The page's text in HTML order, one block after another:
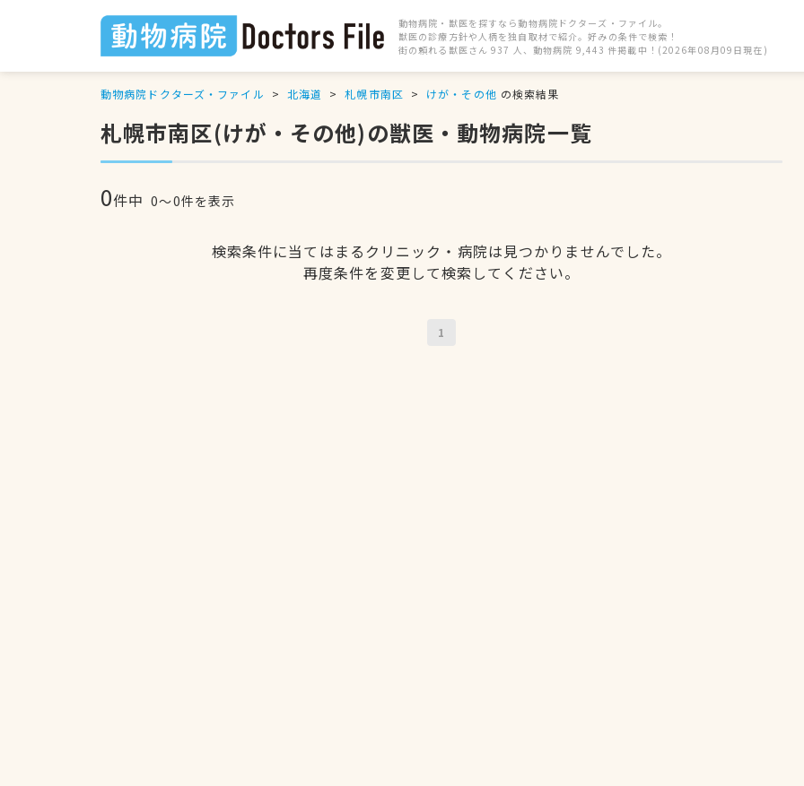
動物病院・獣医を探すなら動物病院ドクターズ・ファイル。
獣医の診療方針や人柄を独自取材で紹介。好みの条件で検索！
街の頼れる獣医さん 937 人、動物病院 9,443 件掲載中！(2026年08月09日現在)
動物病院ドクターズ・ファイル 北海道 札幌市南区 けが・その他 の検索結果
札幌市南区(けが・その他)の獣医・動物病院一覧
0件中 0〜0件を表示
検索条件に当てはまるクリニック・病院は見つかりませんでした。
再度条件を変更して検索してください。
1